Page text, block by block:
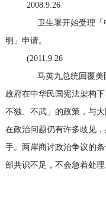
2008.9.26
卫生署开始受理
明」申请。
(2011.9.26
马英九总统回覆美
政府在中华民国宪法架构
不独、不武」的政策，与
在政治问题仍有许多歧见
手。两岸商讨政治争议的
部共识不足，不会急着处理